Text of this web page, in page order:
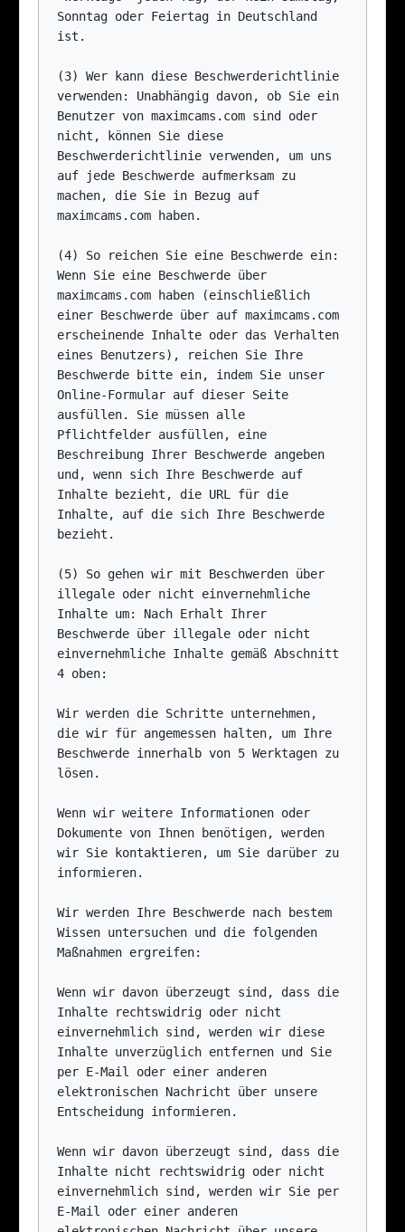
Sonntag oder Feiertag in Deutschland
ist.
(3) Wer kann diese Beschwerderichtlinie
verwenden: Unabhängig davon, ob Sie ein
Benutzer von maximcams.com sind oder
nicht, können Sie diese
Beschwerderichtlinie verwenden, um uns
auf jede Beschwerde aufmerksam zu
machen, die Sie in Bezug auf
maximcams.com haben.
(4) So reichen Sie eine Beschwerde ein:
Wenn Sie eine Beschwerde über
maximcams.com haben (einschließlich
einer Beschwerde über auf maximcams.com
erscheinende Inhalte oder das Verhalten
eines Benutzers), reichen Sie Ihre
Beschwerde bitte ein, indem Sie unser
Online-Formular auf dieser Seite
ausfüllen. Sie müssen alle
Pflichtfelder ausfüllen, eine
Beschreibung Ihrer Beschwerde angeben
und, wenn sich Ihre Beschwerde auf
Inhalte bezieht, die URL für die
Inhalte, auf die sich Ihre Beschwerde
bezieht.
(5) So gehen wir mit Beschwerden über
illegale oder nicht einvernehmliche
Inhalte um: Nach Erhalt Ihrer
Beschwerde über illegale oder nicht
einvernehmliche Inhalte gemäß Abschnitt
4 oben:
Wir werden die Schritte unternehmen,
die wir für angemessen halten, um Ihre
Beschwerde innerhalb von 5 Werktagen zu
lösen.
Wenn wir weitere Informationen oder
Dokumente von Ihnen benötigen, werden
wir Sie kontaktieren, um Sie darüber zu
informieren.
Wir werden Ihre Beschwerde nach bestem
Wissen untersuchen und die folgenden
Maßnahmen ergreifen:
Wenn wir davon überzeugt sind, dass die
Inhalte rechtswidrig oder nicht
einvernehmlich sind, werden wir diese
Inhalte unverzüglich entfernen und Sie
per E-Mail oder einer anderen
elektronischen Nachricht über unsere
Entscheidung informieren.
Wenn wir davon überzeugt sind, dass die
Inhalte nicht rechtswidrig oder nicht
einvernehmlich sind, werden wir Sie per
E-Mail oder einer anderen